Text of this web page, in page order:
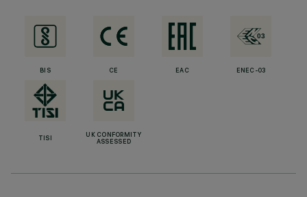
BIS CE EAC ENEC-03
TISI
UK CONFORMITY
ASSESSED